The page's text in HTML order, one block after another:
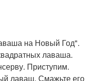
на Новый Год".
лаваша.
Приступим.
лаваш. Смажьте его